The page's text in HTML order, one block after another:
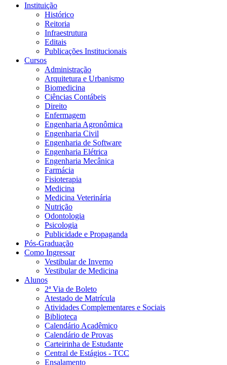
Instituição
Histórico
Reitoria
Infraestrutura
Editais
Publicações Institucionais
Cursos
Administração
Arquitetura e Urbanismo
Biomedicina
Ciências Contábeis
Direito
Enfermagem
Engenharia Agronômica
Engenharia Civil
Engenharia de Software
Engenharia Elétrica
Engenharia Mecânica
Farmácia
Fisioterapia
Medicina
Medicina Veterinária
Nutrição
Odontologia
Psicologia
Publicidade e Propaganda
Pós-Graduação
Como Ingressar
Vestibular de Inverno
Vestibular de Medicina
Alunos
2ª Via de Boleto
Atestado de Matrícula
Atividades Complementares e Sociais
Biblioteca
Calendário Acadêmico
Calendário de Provas
Carteirinha de Estudante
Central de Estágios - TCC
Ensalamento